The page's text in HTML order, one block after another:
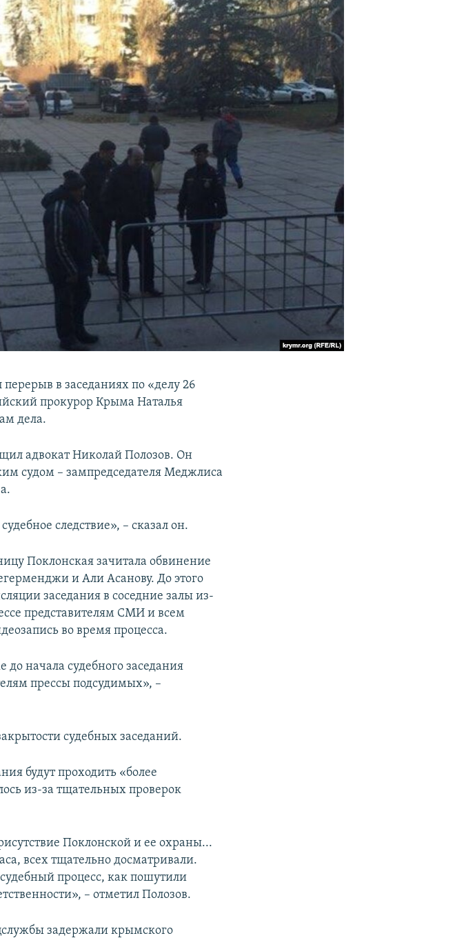
в заседаниях по «делу 26
прокурор Крыма Наталья
дела.
адвокат Николай Полозов. Он
судом – зампредседателя Меджлиса
следствие», – сказал он.
Поклонская зачитала обвинение
и Али Асанову. До этого
заседания в соседние залы из-
представителям СМИ и всем
во время процесса.
начала судебного заседания
прессы подсудимых», –
судебных заседаний.
будут проходить «более
из-за тщательных проверок
Поклонской и ее охраны...
всех тщательно досматривали.
процесс, как пошутили
– отметил Полозов.
задержали крымского